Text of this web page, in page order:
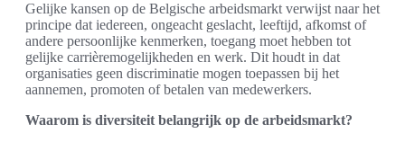
Gelijke kansen op de Belgische arbeidsmarkt verwijst naar het
principe dat iedereen, ongeacht geslacht, leeftijd, afkomst of
andere persoonlijke kenmerken, toegang moet hebben tot
gelijke carrièremogelijkheden en werk. Dit houdt in dat
organisaties geen discriminatie mogen toepassen bij het
aannemen, promoten of betalen van medewerkers.
Waarom is diversiteit belangrijk op de arbeidsmarkt?